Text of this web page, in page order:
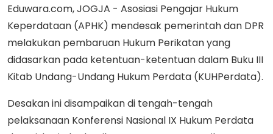
Eduwara.com, JOGJA - Asosiasi Pengajar Hukum
Keperdataan (APHK) mendesak pemerintah dan DPR
melakukan pembaruan Hukum Perikatan yang
didasarkan pada ketentuan-ketentuan dalam Buku III
Kitab Undang-Undang Hukum Perdata (KUHPerdata).
Desakan ini disampaikan di tengah-tengah
pelaksanaan Konferensi Nasional IX Hukum Perdata